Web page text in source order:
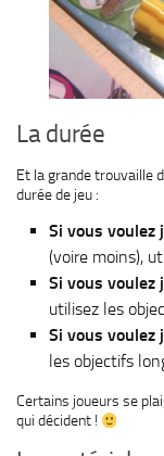
La durée
Et la grande trouvaille
durée de jeu :
Si vous voulez
(voire moins),
Si vous voulez
utilisez les
Si vous voulez
les objectifs
Certains joueurs se
qui décident !